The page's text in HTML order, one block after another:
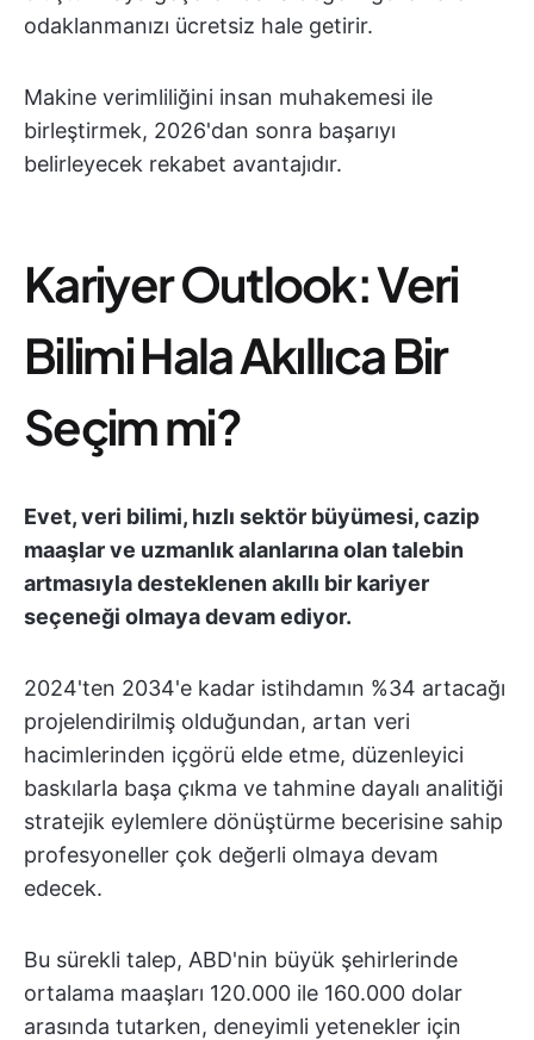
odaklanmanızı ücretsiz hale getirir.
Makine verimliliğini insan muhakemesi ile
birleştirmek, 2026'dan sonra başarıyı
belirleyecek rekabet avantajıdır.
Kariyer Outlook: Veri
Bilimi Hala Akıllıca Bir
Seçim mi?
Evet, veri bilimi, hızlı sektör büyümesi, cazip
maaşlar ve uzmanlık alanlarına olan talebin
artmasıyla desteklenen akıllı bir kariyer
seçeneği olmaya devam ediyor.
2024'ten 2034'e kadar istihdamın %34 artacağı
projelendirilmiş olduğundan, artan veri
hacimlerinden içgörü elde etme, düzenleyici
baskılarla başa çıkma ve tahmine dayalı analitiği
stratejik eylemlere dönüştürme becerisine sahip
profesyoneller çok değerli olmaya devam
edecek.
Bu sürekli talep, ABD'nin büyük şehirlerinde
ortalama maaşları 120.000 ile 160.000 dolar
arasında tutarken, deneyimli yetenekler için